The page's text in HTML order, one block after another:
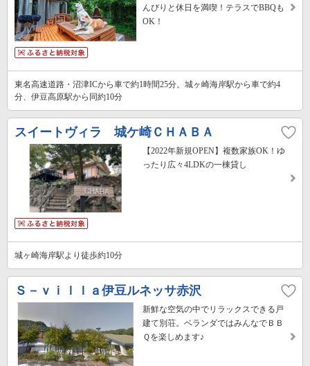
んびりと休日を満喫！テラスでBBQも
OK！
東名高速道路・沼津ICから車で約1時間25分。城ヶ崎海岸駅から車で約4
分、伊豆高原駅から同約10分
スイートヴィラ 城ケ崎ＣＨＡＢＡ
【2022年新規OPEN】複数家族OK！ゆ
ったり広々4LDKの一棟貸し
城ヶ崎海岸駅より徒歩約10分
Ｓ－ｖｉｌｌａ伊豆ルネッサ赤沢
新鮮な空気の中でリラックスできる戸
建て別荘。ベランダではみんなでＢＢ
Ｑを楽しめます♪